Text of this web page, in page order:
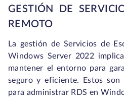
GESTIÓN DE
REMOTO
La gestión de Servicios de
Windows Server 2022
mantener el entorno para
seguro y eficiente. Estos son
para administrar RDS en